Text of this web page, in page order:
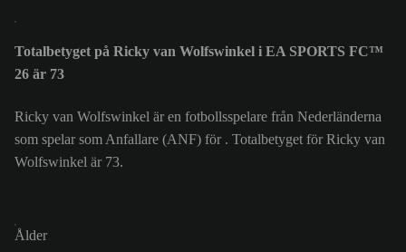
Totalbetyget på Ricky van Wolfswinkel i EA SPORTS FC™
26 är 73
Ricky van Wolfswinkel är en fotbollsspelare från Nederländerna
som spelar som Anfallare (ANF) för . Totalbetyget för Ricky van
Wolfswinkel är 73.
Ålder